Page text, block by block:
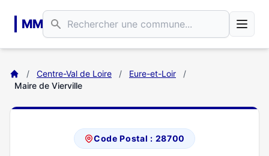
MM
/ Centre-Val de Loire / Eure-et-Loir
/
Maire de Vierville
Code Postal : 28700